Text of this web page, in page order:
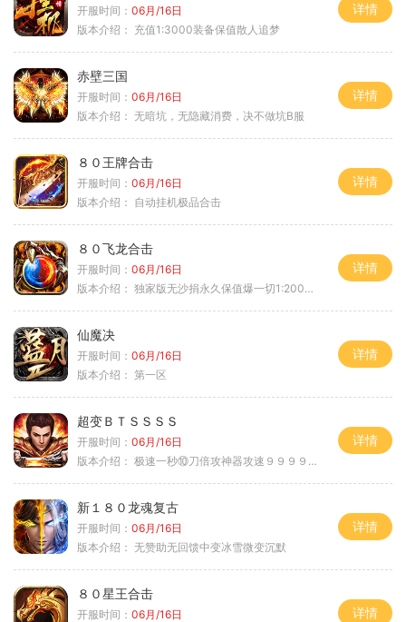
开服时间： 06月/16日
版本介绍： 充值1:3000装备保值散人追梦
详情
赤壁三国
开服时间： 06月/16日
版本介绍： 无暗坑，无隐藏消费，决不做坑B服
详情
８０王牌合击
开服时间： 06月/16日
版本介绍： 自动挂机极品合击
详情
８０飞龙合击
开服时间： 06月/16日
版本介绍： 独家版无沙捐永久保值爆一切1:2000回4
详情
仙魔决
开服时间： 06月/16日
版本介绍： 第一区
详情
超变ＢＴＳＳＳＳ
开服时间： 06月/16日
版本介绍： 极速一秒⑩刀倍攻神器攻速９９９９①挑
详情
新１８０龙魂复古
开服时间： 06月/16日
版本介绍： 无赞助无回馈中变冰雪微变沉默
详情
８０星王合击
开服时间： 06月/16日
详情